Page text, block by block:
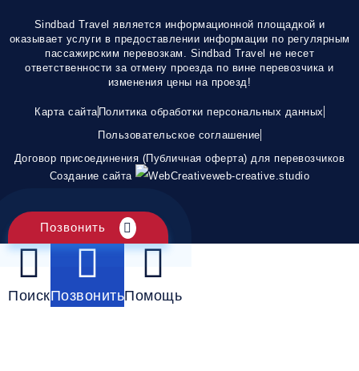
Sindbad Travel является информационной площадкой и
оказывает услуги в предоставлении информации по регулярным
пассажирским перевозкам. Sindbad Travel не несет
ответственности за отмену проезда по вине перевозчика и
изменения цены на проезд!
Карта сайта Политика обработки персональных данных
Пользовательское соглашение
Договор присоединения (Публичная оферта) для перевозчиков
Создание сайта
web-creative.studio
Позвонить
ПоискПозвонитьПомощь